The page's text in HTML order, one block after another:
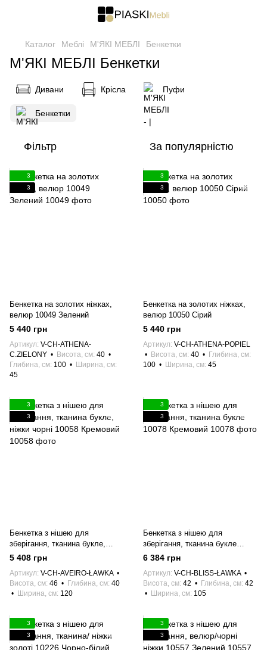
Каталог Меблі М'ЯКІ МЕБЛІ Бенкетки
М'ЯКІ МЕБЛІ Бенкетки
Дивани Крісла Пуфи
Бенкетки
Фільтр За популярністю
3
3
Бенкетка на золотих ніжках,
велюр 10049 Зелений
5 440 грн
Артикул V-CH-ATHENA-
C.ZIELONY
Висота, см 40
Глибина, см 100
Ширина, см
45
3
3
Бенкетка на золотих ніжках,
велюр 10050 Сірий
5 440 грн
Артикул V-CH-ATHENA-POPIEL
Висота, см 40
Глибина, см
100
Ширина, см 45
3
3
Бенкетка з нішею для
зберігання, тканина букле,
ніжки чорні 10058 Кремовий
5 408 грн
Артикул V-CH-AVEIRO-ŁAWKA
Висота, см 46 Глибина, см 40
Ширина, см 120
3
3
Бенкетка з нішею для
зберігання, тканина букле
10078 Кремовий
6 384 грн
Артикул V-CH-BLISS-ŁAWKA
Висота, см 42 Глибина, см 42
Ширина, см 105
3
3
3
3